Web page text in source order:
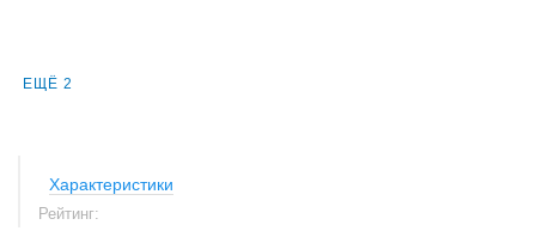
ЕЩЁ 2
Характеристики
Рейтинг: